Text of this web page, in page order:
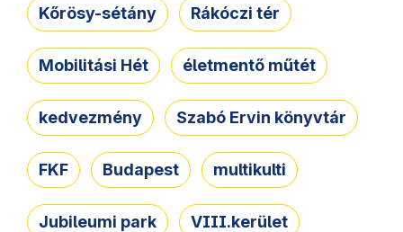
Kőrösy-sétány Rákóczi tér
Mobilitási Hét életmentő műtét
kedvezmény Szabó Ervin könyvtár
FKF Budapest multikulti
Jubileumi park VIII.kerület